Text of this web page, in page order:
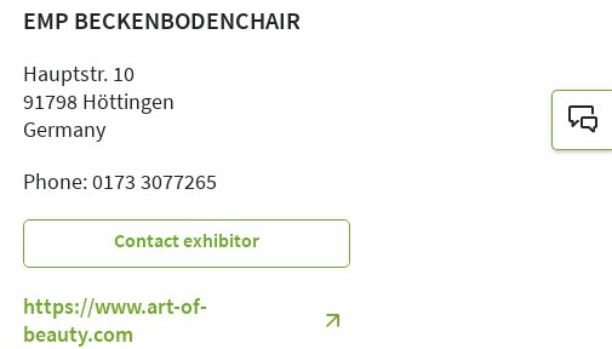
EMP BECKENBODENCHAIR
Hauptstr. 10
91798 Höttingen
Germany
Phone: 0173 3077265
Contact exhibitor
https://www.art-of-
beauty.com